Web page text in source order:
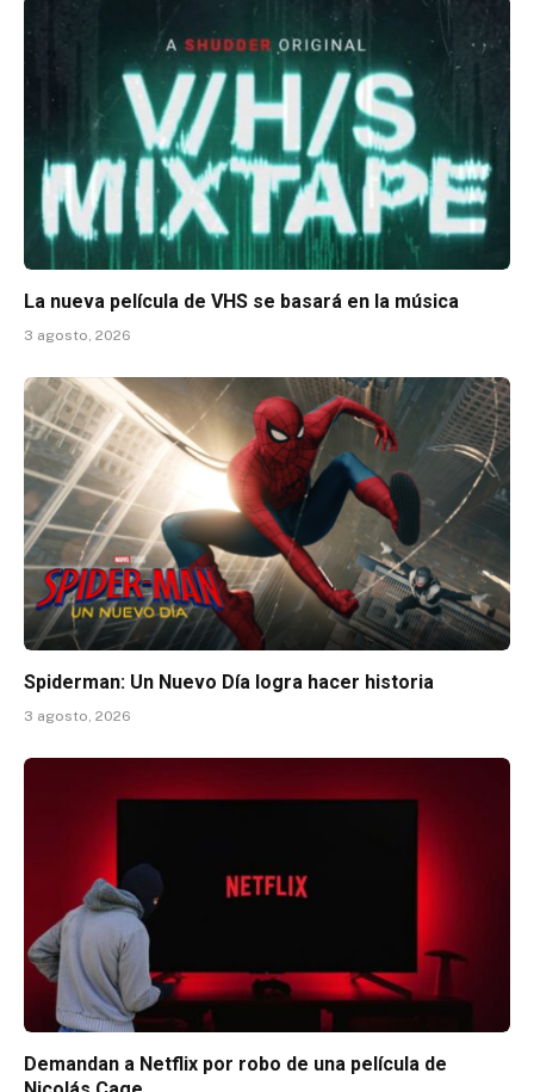
La nueva película de VHS se basará en la música
3 agosto, 2026
Spiderman: Un Nuevo Día logra hacer historia
3 agosto, 2026
Demandan a Netflix por robo de una película de